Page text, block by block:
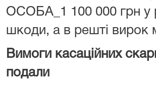
ОСОБА_1 100 000 грн у
шкоди, а в решті вирок
Вимоги касаційних
подали